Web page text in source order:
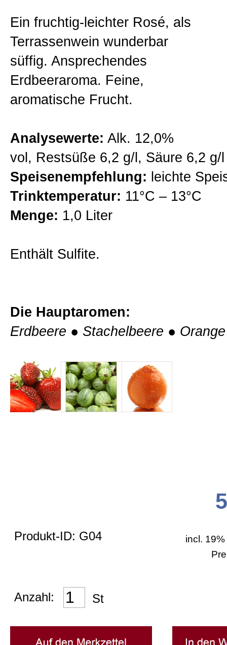
Lagenweine
Classic Linie
Barriqueweine
Sekt/Traubensaft
Auslieferungstermine
Kontakt
Versand
Zur Kasse gehen
Mein Konto
Ein fruchtig-leichter Rosé, als
Terrassenwein wunderbar
süffig. Ansprechendes
Erdbeeraroma. Feine,
aromatische Frucht.
Analysewerte: Alk. 12,0%
vol, Restsüße 6,2 g/l, Säure 6,2 g/l
Speisenempfehlung: leichte
Trinktemperatur: 11°C – 13°C
Menge: 1,0 Liter
Enthält Sulfite.
Die Hauptaromen:
Erdbeere ● Stachelbeere ● Orange
Produkt-ID: G04
incl.
Anzahl: St